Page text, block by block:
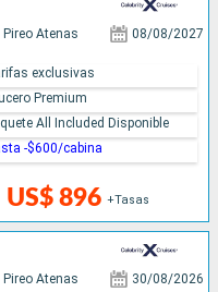
Pireo Atenas 08/08/2027
US$ 896 +Tasas
exclusivas
Premium
All Included Disponible
-$600/cabina
Pireo Atenas 30/08/2026